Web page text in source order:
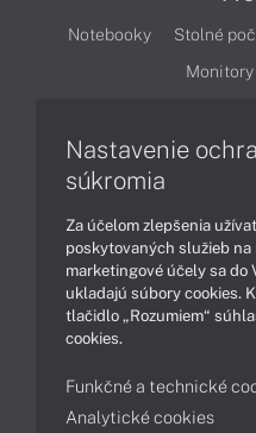
Notebooky Stolné
Monitory
Obchodné informácie
Ako nakupovať
Podpora a servis
Nastavenie
súkromia
Za účelom zlepšenia
poskytovaných služieb na
marketingové účely sa do
ukladajú súbory cookies.
tlačidlo „Rozumiem“
cookies.
Funkčné a technické
Analytické cookies